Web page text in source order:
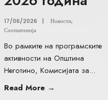
17/06/2026 | Новости,
Соопштенија
Во рамките на програмските
активности на Општина
Неготино, Комисијата за...
Read More →